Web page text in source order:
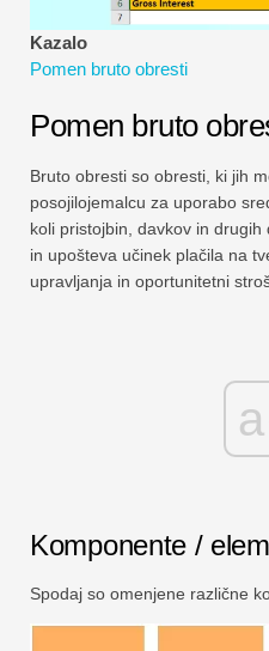
Vadnice za finančno
Polna oblika
Vadnice za obvladovanje
Kazalo
Pomen bruto obresti
Pomen bruto
Bruto obresti so obresti, ki jih
posojilojemalcu za uporabo
koli pristojbin, davkov in drugih
in upošteva učinek plačila na
upravljanja in oportunitetni
Komponente /
Spodaj so omenjene različne